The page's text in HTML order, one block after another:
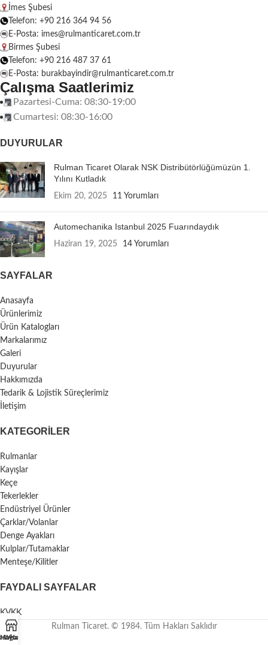
İmes Şubesi
Telefon: +90 216 364 94 56
E-Posta: imes@rulmanticaret.com.tr
Birmes Şubesi
Telefon: +90 216 487 37 61
E-Posta: burakbayindir@rulmanticaret.com.tr
Çalışma Saatlerimiz
Pazartesi-Cuma: 08:30-19:00
Cumartesi: 08:30-16:00
DUYURULAR
Rulman Ticaret Olarak NSK Distribütörlüğümüzün 1.
Yılını Kutladık
Ekim 20, 2025 11 Yorumları
Automechanika Istanbul 2025 Fuarındaydık
Haziran 19, 2025 14 Yorumları
SAYFALAR
Anasayfa
Ürünlerimiz
Ürün Katalogları
Markalarımız
Galeri
Duyurular
Hakkımızda
Tedarik & Lojistik Süreçlerimiz
İletişim
KATEGORILER
Rulmanlar
Kayışlar
Keçe
Tekerlekler
Endüstriyel Ürünler
Çarklar/Volanlar
Denge Ayakları
Kulplar/Tutamaklar
Menteşe/Kilitler
FAYDALI SAYFALAR
KVKK
Rulman Ticaret. © 1984. Tüm Hakları Saklıdır
Mağaza
Whatsapp